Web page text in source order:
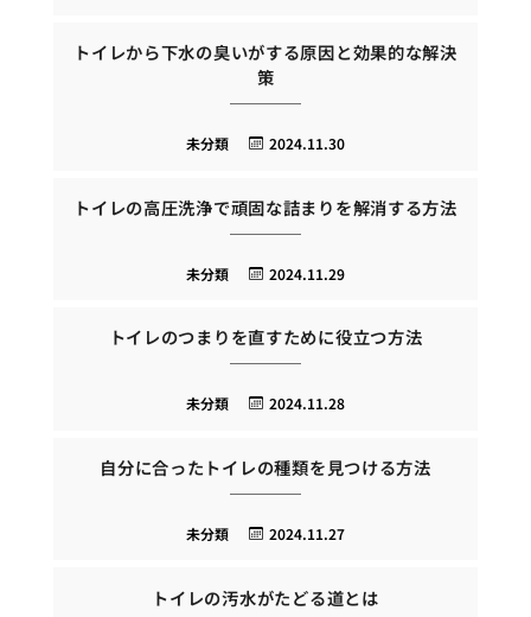
トイレから下水の臭いがする原因と効果的な解決
策
2024.11.30
未分類
トイレの高圧洗浄で頑固な詰まりを解消する方法
2024.11.29
未分類
トイレのつまりを直すために役立つ方法
2024.11.28
未分類
自分に合ったトイレの種類を見つける方法
2024.11.27
未分類
トイレの汚水がたどる道とは